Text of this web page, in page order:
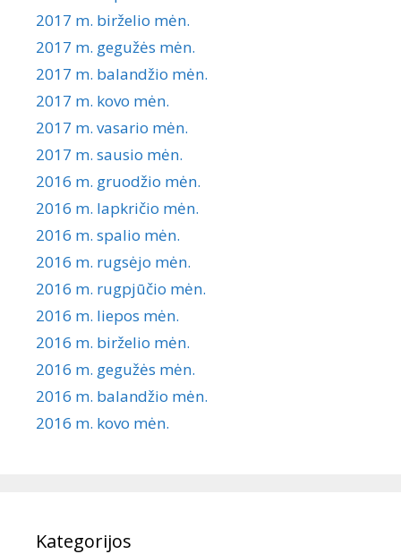
2017 m. birželio mėn.
2017 m. gegužės mėn.
2017 m. balandžio mėn.
2017 m. kovo mėn.
2017 m. vasario mėn.
2017 m. sausio mėn.
2016 m. gruodžio mėn.
2016 m. lapkričio mėn.
2016 m. spalio mėn.
2016 m. rugsėjo mėn.
2016 m. rugpjūčio mėn.
2016 m. liepos mėn.
2016 m. birželio mėn.
2016 m. gegužės mėn.
2016 m. balandžio mėn.
2016 m. kovo mėn.
Kategorijos